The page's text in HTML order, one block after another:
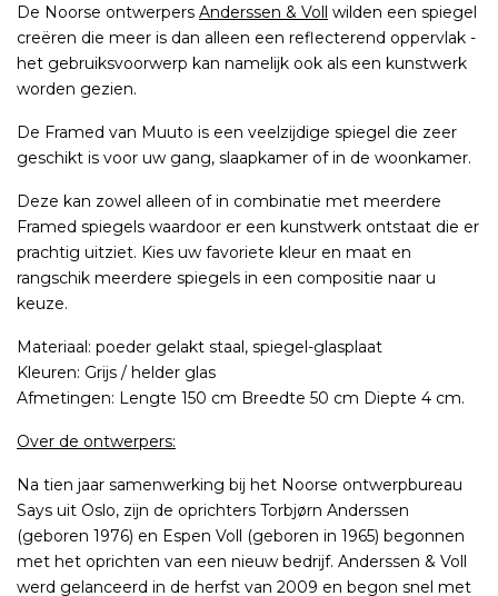
De Noorse ontwerpers Anderssen & Voll wilden een spiegel
creëren die meer is dan alleen een reflecterend oppervlak -
het gebruiksvoorwerp kan namelijk ook als een kunstwerk
worden gezien.
De Framed van Muuto is een veelzijdige spiegel die zeer
geschikt is voor uw gang, slaapkamer of in de woonkamer.
Deze kan zowel alleen of in combinatie met meerdere
Framed spiegels waardoor er een kunstwerk ontstaat die er
prachtig uitziet. Kies uw favoriete kleur en maat en
rangschik meerdere spiegels in een compositie naar u
keuze.
Materiaal: poeder gelakt staal, spiegel-glasplaat
Kleuren: Grijs / helder glas
Afmetingen: Lengte 150 cm Breedte 50 cm Diepte 4 cm.
Over de ontwerpers:
Na tien jaar samenwerking bij het Noorse ontwerpbureau
Says uit Oslo, zijn de oprichters Torbjørn Anderssen
(geboren 1976) en Espen Voll (geboren in 1965) begonnen
met het oprichten van een nieuw bedrijf. Anderssen & Voll
werd gelanceerd in de herfst van 2009 en begon snel met